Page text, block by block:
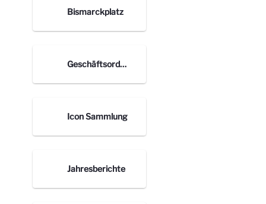
Bismarckplatz
Geschäftsordnung
Icon Sammlung
Jahresberichte